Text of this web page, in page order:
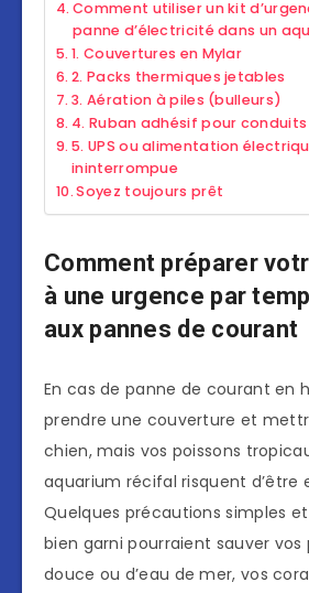
Comment utiliser un kit
panne d’électricité dans un
1. Couvertures en Mylar
2. Packs thermiques jetables
3. Aération à piles (bulleurs)
4. Ruban adhésif pour conduits
5. UPS ou alimentation
ininterrompue
Soyez toujours prêt
Comment préparer
à une urgence par
aux pannes de courant
En cas de panne de courant en
prendre une couverture et
chien, mais vos poissons
aquarium récifal risquent d’être
Quelques précautions simples
bien garni pourraient sauver vos
douce ou d’eau de mer, vos